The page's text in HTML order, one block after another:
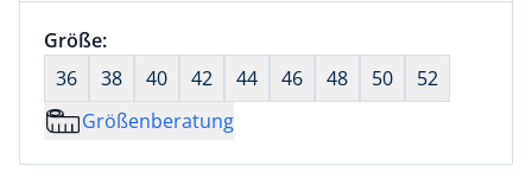
Größenauswahl:
Größe:nichts ausgewählt
36
38 40 42 44 46 48 50
52
Größenberatung